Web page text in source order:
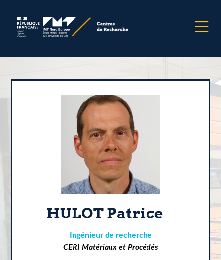
HULOT Patrice
Ingénieur de recherche
CERI Matériaux et Procédés